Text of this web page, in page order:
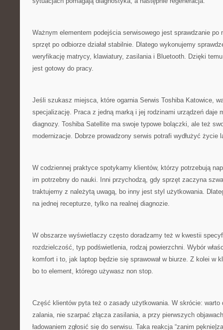
Ważnym elementem podejścia serwisowego jest sprawdzanie po
sprzęt po odbiorze działał stabilnie. Dlatego wykonujemy
weryfikację matrycy, klawiatury, zasilania i Bluetooth. Dzięki
jest gotowy do pracy.
Jeśli szukasz miejsca, które ogarnia Serwis Toshiba Katowice,
specjalizację. Praca z jedną marką i jej rodzinami urządzeń daje
diagnozy. Toshiba Satellite ma swoje typowe bolączki, ale też
modernizacje. Dobrze prowadzony serwis potrafi wydłużyć życie
W codziennej praktyce spotykamy klientów, którzy potrzebują
im potrzebny do nauki. Inni przychodzą, gdy sprzęt zaczyna
traktujemy z należytą uwagą, bo inny jest styl użytkowania.
na jednej recepturze, tylko na realnej diagnozie.
W obszarze wyświetlaczy często doradzamy też w kwestii
rozdzielczość, typ podświetlenia, rodzaj powierzchni. Wybór
komfort i to, jak laptop będzie się sprawował w biurze. Z kolei w
bo to element, którego używasz non stop.
Część klientów pyta też o zasady użytkowania. W skrócie: warto
zalania, nie szarpać złącza zasilania, a przy pierwszych
ładowaniem zgłosić się do serwisu. Taka reakcja “zanim